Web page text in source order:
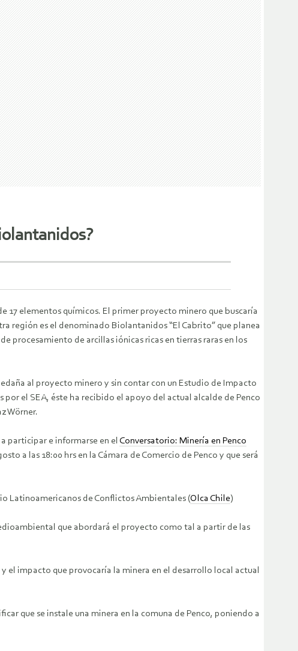
17 elementos químicos. El primer proyecto minero que buscaría
región es el denominado Biolantanidos “El Cabrito” que planea
procesamiento de arcillas iónicas ricas en tierras raras en los
al proyecto minero y sin contar con un Estudio de Impacto
el SEA, éste ha recibido el apoyo del actual alcalde de Penco
Wörner.
participar e informarse en el Conversatorio: Minería en Penco
a las 18:00 hrs en la Cámara de Comercio de Penco y que será
Latinoamericanos de Conflictos Ambientales (Olca Chile)
que abordará el proyecto como tal a partir de las
el impacto que provocaría la minera en el desarrollo local actual
que se instale una minera en la comuna de Penco, poniendo a